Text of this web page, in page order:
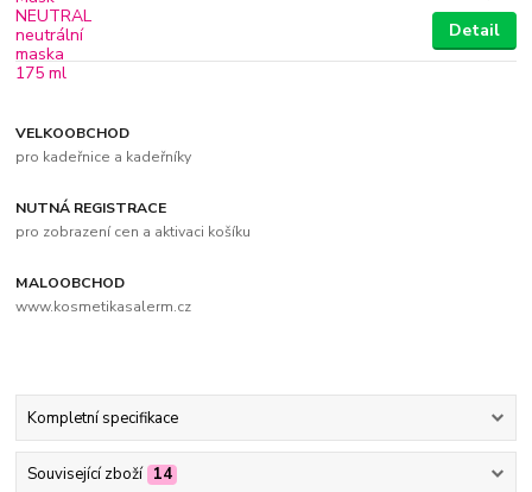
Detail
VELKOOBCHOD
pro kadeřnice a kadeřníky
NUTNÁ REGISTRACE
pro zobrazení cen a aktivaci košíku
MALOOBCHOD
www.kosmetikasalerm.cz
Kompletní specifikace
Související zboží 14